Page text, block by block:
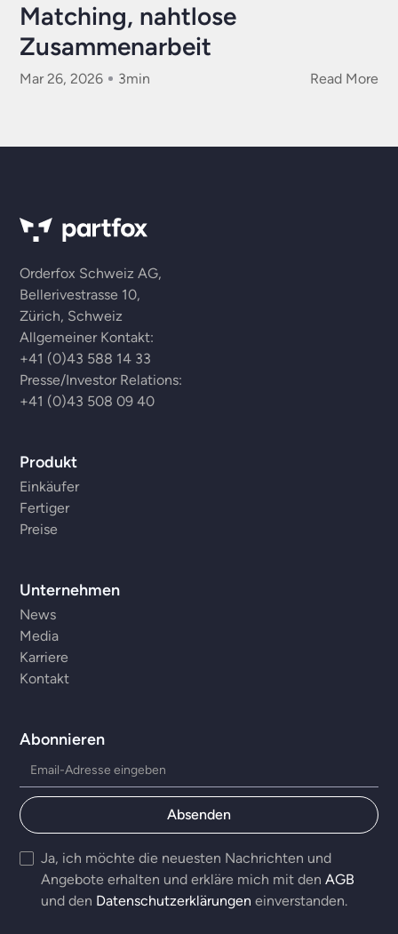
Matching, nahtlose
Zusammenarbeit
Mar 26, 2026 3min Read More
Orderfox Schweiz AG,
Bellerivestrasse 10,
Zürich, Schweiz
Allgemeiner Kontakt:
+41 (0)43 588 14 33
Presse/Investor Relations:
+41 (0)43 508 09 40
Produkt
Einkäufer
Fertiger
Preise
Unternehmen
News
Media
Karriere
Kontakt
Abonnieren
Ja, ich möchte die neuesten Nachrichten und
Angebote erhalten und erkläre mich mit denAGB
und den Datenschutzerklärungen einverstanden.